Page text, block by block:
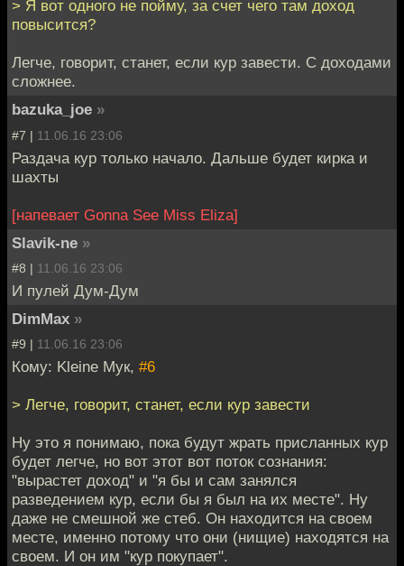
> Я вот одного не пойму, за счет чего там доход
повысится?
Легче, говорит, станет, если кур завести. С доходами
сложнее.
bazuka_joe »
#7 | 11.06.16 23:06
Раздача кур только начало. Дальше будет кирка и
шахты
[напевает Gonna See Miss Eliza]
Slavik-ne »
#8 | 11.06.16 23:06
И пулей Дум-Дум
DimMax »
#9 | 11.06.16 23:06
Кому: Kleine Мук, #6
> Легче, говорит, станет, если кур завести
Ну это я понимаю, пока будут жрать присланных кур
будет легче, но вот этот вот поток сознания:
"вырастет доход" и "я бы и сам занялся
разведением кур, если бы я был на их месте". Ну
даже не смешной же стеб. Он находится на своем
месте, именно потому что они (нищие) находятся на
своем. И он им "кур покупает".